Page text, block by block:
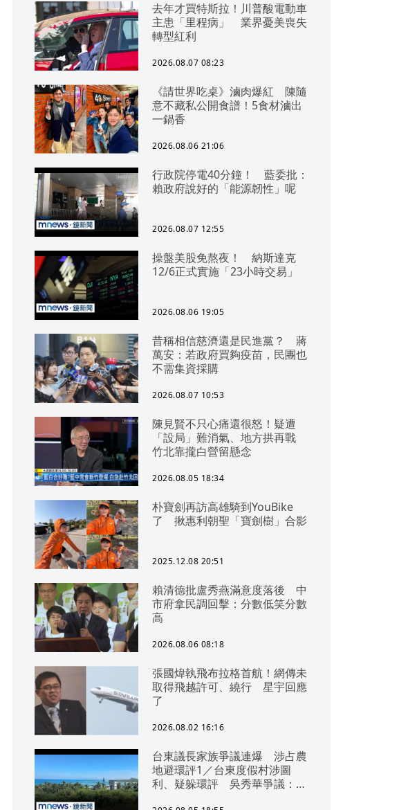
去年才買特斯拉！川普酸電動車
主患「里程病」 業界憂美喪失
轉型紅利
2026.08.07 08:23
《請世界吃桌》滷肉爆紅 陳隨
意不藏私公開食譜！5食材滷出
一鍋香
2026.08.06 21:06
行政院停電40分鐘！ 藍委批：
賴政府說好的「能源韌性」呢
2026.08.07 12:55
操盤美股免熬夜！ 納斯達克
12/6正式實施「23小時交易」
2026.08.06 19:05
昔稱相信慈濟還是民進黨？ 蔣
萬安：若政府買夠疫苗，民團也
不需集資採購
2026.08.07 10:53
陳見賢不只心痛還很怒！疑遭
「設局」難消氣、地方拱再戰
竹北靠攏白營留懸念
2026.08.05 18:34
朴寶劍再訪高雄騎到YouBike
了 揪惠利朝聖「寶劍樹」合影
2025.12.08 20:51
賴清德批盧秀燕滿意度落後 中
市府拿民調回擊：分數低笑分數
高
2026.08.06 08:18
張國煒執飛布拉格首航！網傳未
取得飛越許可、繞行 星宇回應
了
2026.08.02 16:16
台東議長家族爭議連爆 涉占農
地避環評1／台東度假村涉圖
利、疑躲環評 吳秀華爭議：概